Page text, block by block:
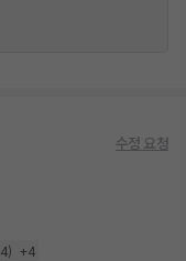
수정 요청
4) +4